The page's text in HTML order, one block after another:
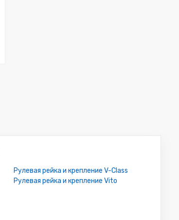
Рулевая рейка и крепление V-Class
Рулевая рейка и крепление Vito